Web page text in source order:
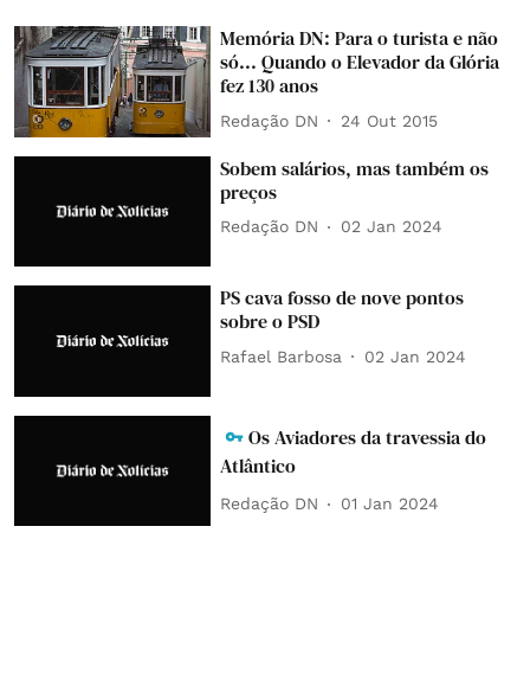
Memória DN: Para o turista e não
só... Quando o Elevador da Glória
fez 130 anos
Redação DN 24 Out 2015
Sobem salários, mas também os
preços
Redação DN 02 Jan 2024
PS cava fosso de nove pontos
sobre o PSD
Rafael Barbosa 02 Jan 2024
Os Aviadores da travessia do
Atlântico
Redação DN 01 Jan 2024